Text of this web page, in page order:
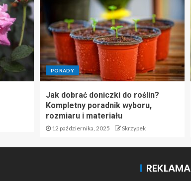
PORADY
Jak dobrać doniczki do roślin?
Kompletny poradnik wyboru,
rozmiaru i materiału
12 października, 2025 Skrzypek
REKLAMA